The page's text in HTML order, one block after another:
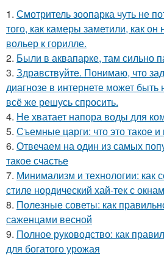
1. Смотритель зоопарка чуть не
того, как камеры заметили, как
вольер к горилле.
2. Были в аквапарке, там сильно
3. Здравствуйте. Понимаю, что
диагнозе в интернете может
всё же решусь спросить.
4. Не хватает напора воды для
5. Съемные царги: что это такое
6. Отвечаем на один из самых
такое счастье
7. Минимализм и технологии: как
стиле нордический хай-тек с
8. Полезные советы: как
саженцами весной
9. Полное руководство: как
для богатого урожая